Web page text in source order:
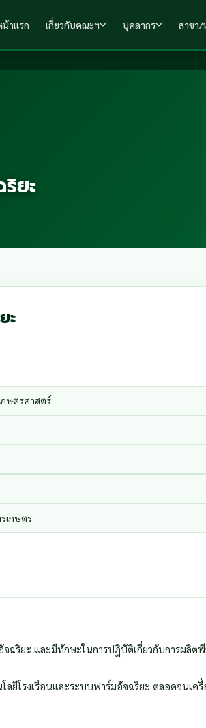
น้าแรก เกี่ยวกับคณะฯ บุคลากร สาขา/
ยะ
ะ
ษตรศาสตร์
เกษตร
จฉริยะ และมีทักษะในการปฏิบัติเกี่ยวกับการผลิต
โลยีโรงเรือนและระบบฟาร์มอัจฉริยะ ตลอดจนเค